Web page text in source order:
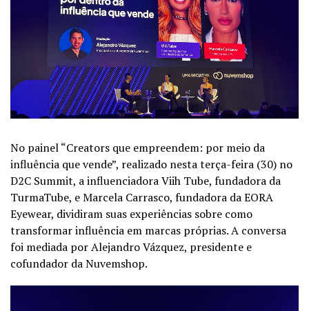
No painel “Creators que empreendem: por meio da
influência que vende”, realizado nesta terça-feira (30) no
D2C Summit, a influenciadora Viih Tube, fundadora da
TurmaTube, e Marcela Carrasco, fundadora da EORA
Eyewear, dividiram suas experiências sobre como
transformar influência em marcas próprias. A conversa
foi mediada por Alejandro Vázquez, presidente e
cofundador da Nuvemshop.